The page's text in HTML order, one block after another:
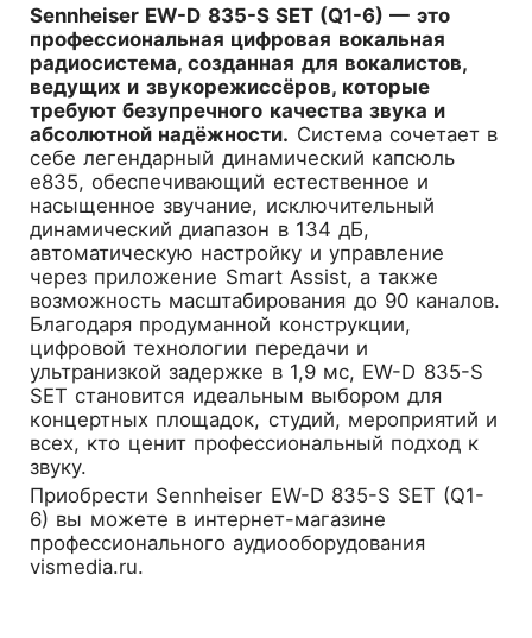
Sennheiser EW-D 835-S SET (Q1-6) — это
профессиональная цифровая вокальная
радиосистема, созданная для вокалистов,
ведущих и звукорежиссёров, которые
требуют безупречного качества звука и
абсолютной надёжности. Система сочетает в
себе легендарный динамический капсюль
e835, обеспечивающий естественное и
насыщенное звучание, исключительный
динамический диапазон в 134 дБ,
автоматическую настройку и управление
через приложение Smart Assist, а также
возможность масштабирования до 90 каналов.
Благодаря продуманной конструкции,
цифровой технологии передачи и
ультранизкой задержке в 1,9 мс, EW-D 835-S
SET становится идеальным выбором для
концертных площадок, студий, мероприятий и
всех, кто ценит профессиональный подход к
звуку.
Приобрести Sennheiser EW-D 835-S SET (Q1-
6) вы можете в интернет-магазине
профессионального аудиооборудования
vismedia.ru.